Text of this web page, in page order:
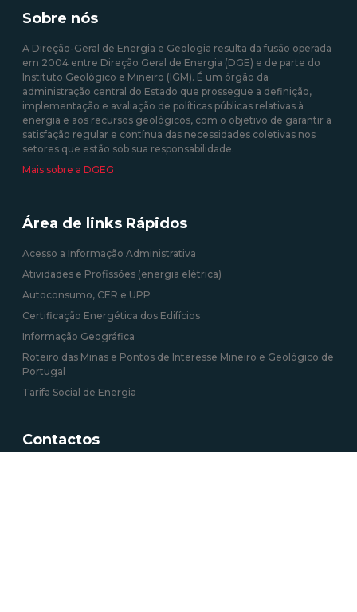
Sobre nós
A Direção-Geral de Energia e Geologia resulta da fusão operada
em 2004 entre Direção Geral de Energia (DGE) e de parte do
Instituto Geológico e Mineiro (IGM). É um órgão da
administração central do Estado que prossegue a definição,
implementação e avaliação de políticas públicas relativas à
energia e aos recursos geológicos, com o objetivo de garantir a
satisfação regular e contínua das necessidades coletivas nos
setores que estão sob sua responsabilidade.
Mais sobre a DGEG
Área de links Rápidos
Acesso a Informação Administrativa
Atividades e Profissões (energia elétrica)
Autoconsumo, CER e UPP
Certificação Energética dos Edifícios
Informação Geográfica
Roteiro das Minas e Pontos de Interesse Mineiro e Geológico de
Portugal
Tarifa Social de Energia
Contactos